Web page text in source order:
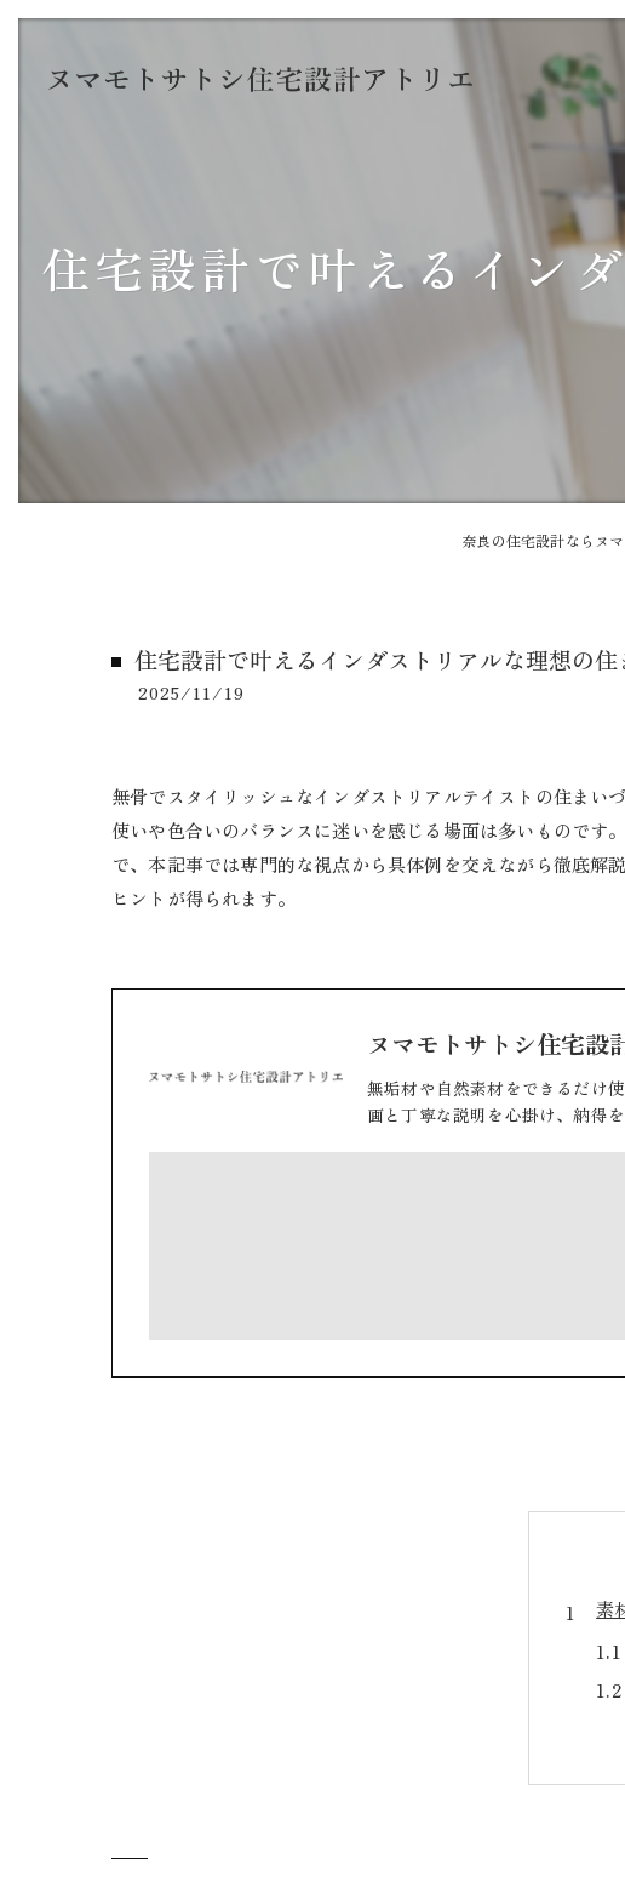
住宅設計で叶えるイン
奈良の住宅設計ならヌ
住宅設計で叶えるインダストリアルな理想の
2025/11/19
無骨でスタイリッシュなインダストリアルテイストの住ま
使いや色合いのバランスに迷いを感じる場面は多いものです
で、本記事では専門的な視点から具体例を交えながら徹底解
ヒントが得られます。
ヌマモトサトシ住宅設
無垢材や自然素材をできるだけ
画と丁寧な説明を心掛け、納得
素